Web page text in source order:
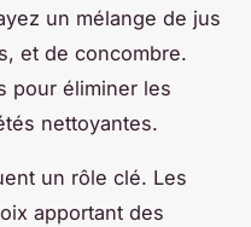
un mélange de jus
et de concombre.
pour éliminer les
nettoyantes.
un rôle clé. Les
apportant des